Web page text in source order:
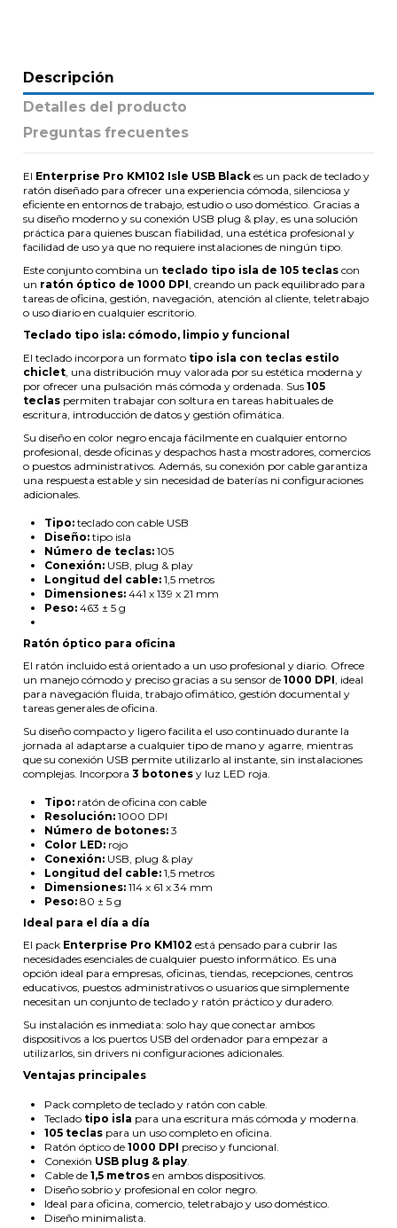
Descripción
Detalles del producto
Preguntas frecuentes
El Enterprise Pro KM102 Isle USB Black es un pack de teclado y
ratón diseñado para ofrecer una experiencia cómoda, silenciosa y
eficiente en entornos de trabajo, estudio o uso doméstico. Gracias a
su diseño moderno y su conexión USB plug & play, es una solución
práctica para quienes buscan fiabilidad, una estética profesional y
facilidad de uso ya que no requiere instalaciones de ningún tipo.
Este conjunto combina un teclado tipo isla de 105 teclas con
un ratón óptico de 1000 DPI , creando un pack equilibrado para
tareas de oficina, gestión, navegación, atención al cliente, teletrabajo
o uso diario en cualquier escritorio.
Teclado tipo isla: cómodo, limpio y funcional
El teclado incorpora un formato tipo isla con teclas estilo
chiclet , una distribución muy valorada por su estética moderna y
por ofrecer una pulsación más cómoda y ordenada. Sus105
teclas permiten trabajar con soltura en tareas habituales de
escritura, introducción de datos y gestión ofimática.
Su diseño en color negro encaja fácilmente en cualquier entorno
profesional, desde oficinas y despachos hasta mostradores, comercios
o puestos administrativos. Además, su conexión por cable garantiza
una respuesta estable y sin necesidad de baterías ni configuraciones
adicionales.
Tipo: teclado con cable USB
Diseño: tipo isla
Número de teclas: 105
Conexión: USB, plug & play
Longitud del cable: 1,5 metros
Dimensiones: 441 x 139 x 21 mm
Peso: 463 ± 5 g
Ratón óptico para oficina
El ratón incluido está orientado a un uso profesional y diario. Ofrece
un manejo cómodo y preciso gracias a su sensor de1000 DPI, ideal
para navegación fluida, trabajo ofimático, gestión documental y
tareas generales de oficina.
Su diseño compacto y ligero facilita el uso continuado durante la
jornada al adaptarse a cualquier tipo de mano y agarre, mientras
que su conexión USB permite utilizarlo al instante, sin instalaciones
complejas. Incorpora3 botones y luz LED roja.
Tipo: ratón de oficina con cable
Resolución: 1000 DPI
Número de botones: 3
Color LED: rojo
Conexión: USB, plug & play
Longitud del cable: 1,5 metros
Dimensiones: 114 x 61 x 34 mm
Peso: 80 ± 5 g
Ideal para el día a día
El pack Enterprise Pro KM102 está pensado para cubrir las
necesidades esenciales de cualquier puesto informático. Es una
opción ideal para empresas, oficinas, tiendas, recepciones, centros
educativos, puestos administrativos o usuarios que simplemente
necesitan un conjunto de teclado y ratón práctico y duradero.
Su instalación es inmediata: solo hay que conectar ambos
dispositivos a los puertos USB del ordenador para empezar a
utilizarlos, sin drivers ni configuraciones adicionales.
Ventajas principales
Pack completo de teclado y ratón con cable.
Teclado tipo isla para una escritura más cómoda y moderna.
105 teclas para un uso completo en oficina.
Ratón óptico de1000 DPI preciso y funcional.
Conexión USB plug & play.
Cable de1,5 metros en ambos dispositivos.
Diseño sobrio y profesional en color negro.
Ideal para oficina, comercio, teletrabajo y uso doméstico.
Diseño minimalista.